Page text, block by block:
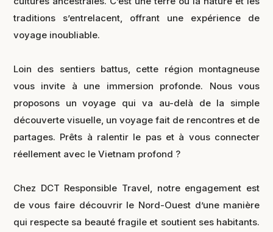
traditions s’entrelacent, offrant une expérience de
voyage inoubliable.
Loin des sentiers battus, cette région montagneuse
vous invite à une immersion profonde. Nous vous
proposons un voyage qui va au-delà de la simple
découverte visuelle, un voyage fait de rencontres et de
partages. Prêts à ralentir le pas et à vous connecter
réellement avec le Vietnam profond ?
Chez DCT Responsible Travel, notre engagement est
de vous faire découvrir le Nord-Ouest d’une manière
qui respecte sa beauté fragile et soutient ses habitants.